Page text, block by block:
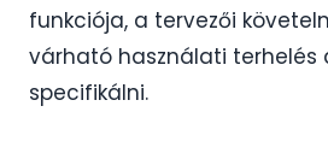
funkciója, a tervezői
várható használati terhelés
specifikálni.